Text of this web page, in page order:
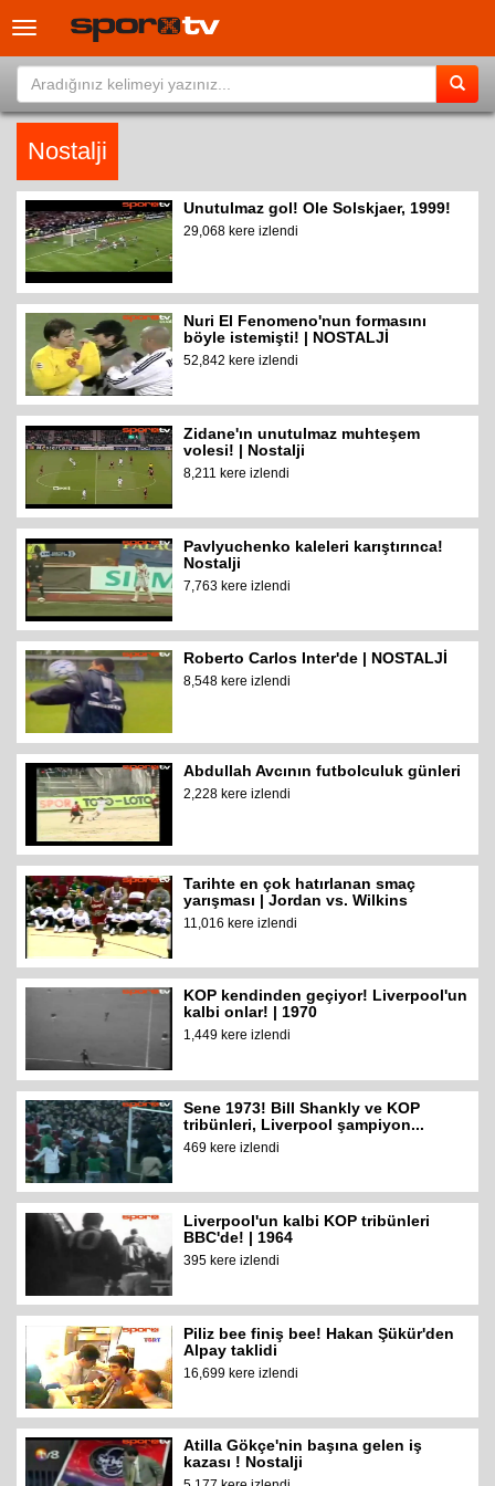
Toggle
Nostalji
Unutulmaz gol! Ole Solskjaer, 1999!
29,068 kere izlendi
Nuri El Fenomeno'nun formasını
böyle istemişti! | NOSTALJİ
52,842 kere izlendi
Zidane'ın unutulmaz muhteşem
volesi! | Nostalji
8,211 kere izlendi
Pavlyuchenko kaleleri karıştırınca!
Nostalji
7,763 kere izlendi
Roberto Carlos Inter'de | NOSTALJİ
8,548 kere izlendi
Abdullah Avcının futbolculuk günleri
2,228 kere izlendi
Tarihte en çok hatırlanan smaç
yarışması | Jordan vs. Wilkins
11,016 kere izlendi
KOP kendinden geçiyor! Liverpool'un
kalbi onlar! | 1970
1,449 kere izlendi
Sene 1973! Bill Shankly ve KOP
tribünleri, Liverpool şampiyon...
469 kere izlendi
Liverpool'un kalbi KOP tribünleri
BBC'de! | 1964
395 kere izlendi
Piliz bee finiş bee! Hakan Şükür'den
Alpay taklidi
16,699 kere izlendi
Atilla Gökçe'nin başına gelen iş
kazası ! Nostalji